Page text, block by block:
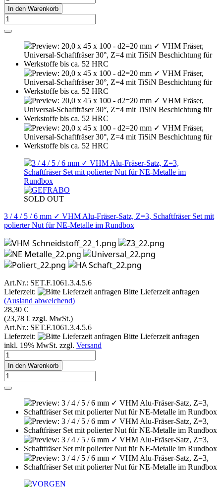
In den Warenkorb
SOLD OUT
3 / 4 / 5 / 6 mm ✓ VHM Alu-Fräser-Satz, Z=3, Schaftfräser Set mit
polierter Nut für NE-Metalle im Rundbox
Art.Nr.: SET.F.1061.3.4.5.6
Lieferzeit:
Bitte Lieferzeit anfragen
(Ausland abweichend)
28,30 €
(23,78 € zzgl. MwSt.)
Art.Nr.: SET.F.1061.3.4.5.6
Lieferzeit:
Bitte Lieferzeit anfragen
inkl. 19% MwSt. zzgl. Versand
In den Warenkorb